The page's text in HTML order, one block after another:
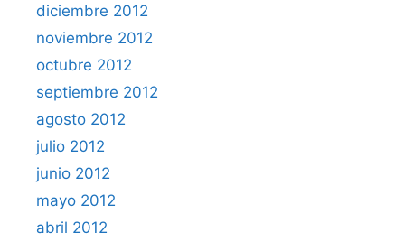
diciembre 2012
noviembre 2012
octubre 2012
septiembre 2012
agosto 2012
julio 2012
junio 2012
mayo 2012
abril 2012